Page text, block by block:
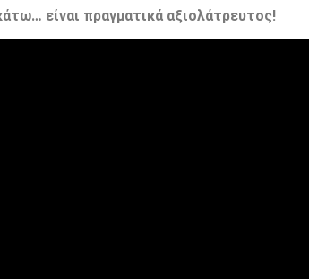
είναι πραγματικά αξιολάτρευτος!